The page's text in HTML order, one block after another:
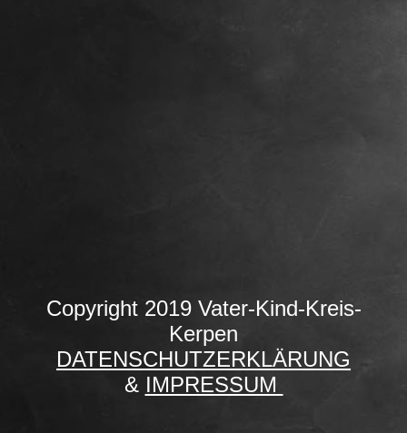
Copyright 2019 Vater-Kind-Kreis-
Kerpen
DATENSCHUTZERKLÄRUNG
& IMPRESSUM